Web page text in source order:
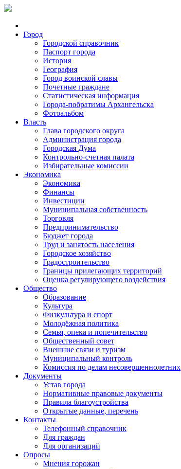
Город
Городской справочник
Паспорт города
История
География
Город воинской славы
Почетные граждане
Статистическая информация
Города-побратимы Архангельска
Фотоальбом
Власть
Глава городского округа
Администрация города
Городская Дума
Контрольно-счетная палата
Избирательные комиссии
Экономика
Экономика
Финансы
Инвестиции
Муниципальная собственность
Торговля
Предпринимательство
Бюджет города
Труд и занятость населения
Городское хозяйство
Градостроительство
Границы прилегающих территорий
Оценка регулирующего воздействия
Общество
Образование
Культура
Физкультура и спорт
Молодёжная политика
Семья, опека и попечительство
Общественный совет
Внешние связи и туризм
Муниципальный контроль
Комиссия по делам несовершеннолетних
Документы
Устав города
Нормативные правовые документы
Правила благоустройства
Открытые данные, перечень
Контакты
Телефонный справочник
Для граждан
Для организаций
Опросы
Мнения горожан